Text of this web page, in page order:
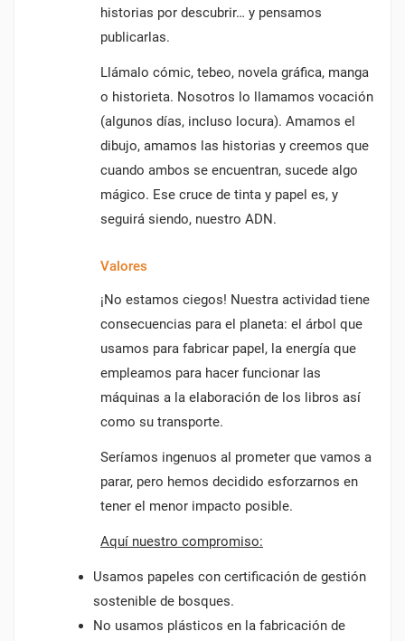
historias por descubrir… y pensamos
publicarlas.
Llámalo cómic, tebeo, novela gráfica, manga
o historieta. Nosotros lo llamamos vocación
(algunos días, incluso locura). Amamos el
dibujo, amamos las historias y creemos que
cuando ambos se encuentran, sucede algo
mágico. Ese cruce de tinta y papel es, y
seguirá siendo, nuestro ADN.
Valores
¡No estamos ciegos! Nuestra actividad tiene
consecuencias para el planeta: el árbol que
usamos para fabricar papel, la energía que
empleamos para hacer funcionar las
máquinas a la elaboración de los libros así
como su transporte.
Seríamos ingenuos al prometer que vamos a
parar, pero hemos decidido esforzarnos en
tener el menor impacto posible.
Aquí nuestro compromiso:
Usamos papeles con certificación de gestión
sostenible de bosques.
No usamos plásticos en la fabricación de
MI LISTA DE DESEOS
add_circle_outlineCREAR NUEVA LISTA
((MODALTITLE))
((CONFIRMMESSAGE))
CREAR LISTA DE DESEOS
CANCELAR
INICIAR SESIÓN
DEBE INICIAR SESIÓN PARA GUARDAR PRODUCTOS EN SU